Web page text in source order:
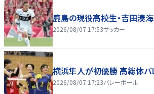
鹿島の現役高校生・吉田湊
2026/08/07 17:53サッカー
横浜隼人が初優勝 高総体バ
2026/08/07 17:23バレーボール